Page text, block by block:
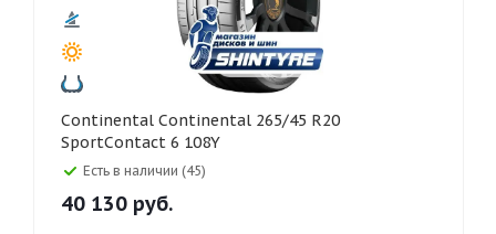
Continental Continental 265/45 R20
SportContact 6 108Y
Есть в наличии (45)
40 130 руб.